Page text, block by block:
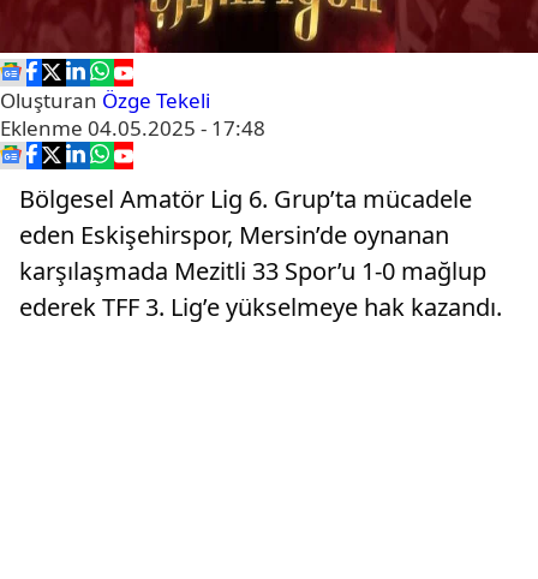
Oluşturan Özge Tekeli
Eklenme 04.05.2025 - 17:48
Bölgesel Amatör Lig 6. Grup’ta mücadele
eden Eskişehirspor, Mersin’de oynanan
karşılaşmada Mezitli 33 Spor’u 1-0 mağlup
ederek TFF 3. Lig’e yükselmeye hak kazandı.